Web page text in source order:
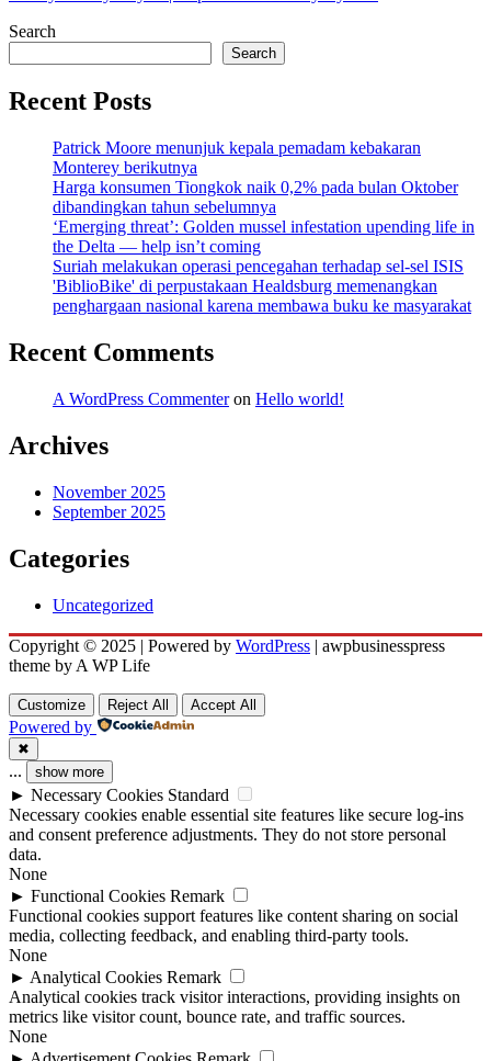
Search
Search
Recent Posts
Patrick Moore menunjuk kepala pemadam kebakaran
Monterey berikutnya
Harga konsumen Tiongkok naik 0,2% pada bulan Oktober
dibandingkan tahun sebelumnya
‘Emerging threat’: Golden mussel infestation upending life in
the Delta — help isn’t coming
Suriah melakukan operasi pencegahan terhadap sel-sel ISIS
'BiblioBike' di perpustakaan Healdsburg memenangkan
penghargaan nasional karena membawa buku ke masyarakat
Recent Comments
A WordPress Commenteron Hello world!
Archives
November 2025
September 2025
Categories
Uncategorized
Copyright © 2025 | Powered by WordPress | awpbusinesspress
theme by A WP Life
Customize Reject All Accept All
Powered by
✖
... show more
► Necessary Cookies Standard
Necessary cookies enable essential site features like secure log-ins
and consent preference adjustments. They do not store personal
data.
None
► Functional Cookies Remark
Functional cookies support features like content sharing on social
media, collecting feedback, and enabling third-party tools.
None
► Analytical Cookies Remark
Analytical cookies track visitor interactions, providing insights on
metrics like visitor count, bounce rate, and traffic sources.
None